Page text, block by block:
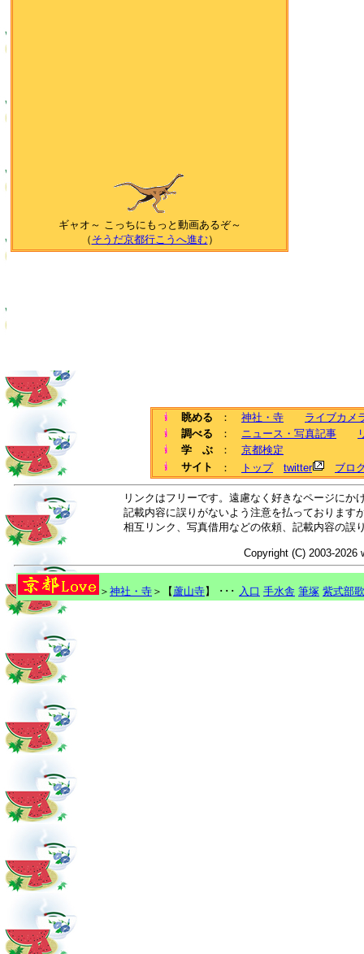
ギャオ～ こっちにもっと動画あるぞ～
（ そうだ京都行こうへ進む）
眺める ： 神社・寺
ライブカメ
調べる
： ニュース・写真記事
学 ぶ
： 京都検定
サイト
： トップ twitter ブロ
リンクはフリーです。遠慮なく好きなページに
記載内容に誤りがないよう注意を払っております
相互リンク、写真借用などの依頼、記載内容の誤
Copyright (C) 2003-2026
＞ 神社・寺 ＞【 蘆山寺】 ･･･ 入口 手水舎 筆塚 紫式部